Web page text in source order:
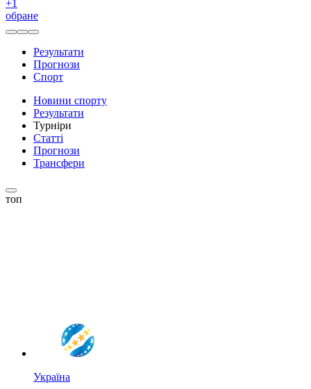
+1
обране
Результати
Прогнози
Спорт
Новини спорту
Результати
Турніри
Статті
Прогнози
Трансфери
топ
Україна